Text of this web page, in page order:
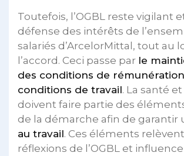
Toutefois, l’OGBL reste vigilant
défense des intérêts de
salariés d’ArcelorMittal, tout au
l’accord. Ceci passe par le
des conditions de
conditions de travail. La santé
doivent faire partie des
de la démarche afin de garantir
au travail. Ces éléments
réflexions de l’OGBL et